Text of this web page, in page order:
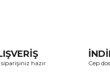
hazır Cep